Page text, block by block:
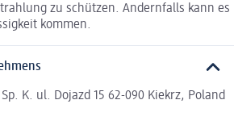
zu schützen. Andernfalls kann es
kommen.
K. ul. Dojazd 15 62-090 Kiekrz, Poland